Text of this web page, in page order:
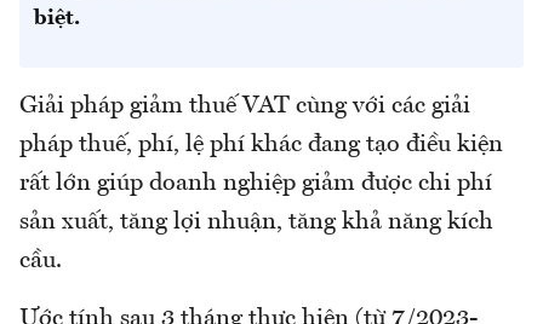
biệt.
Giải pháp giảm thuế VAT cùng với các giải
pháp thuế, phí, lệ phí khác đang tạo điều kiện
rất lớn giúp doanh nghiệp giảm được chi phí
sản xuất, tăng lợi nhuận, tăng khả năng kích
cầu.
Ước tính sau 3 tháng thực hiện (từ 7/2023-